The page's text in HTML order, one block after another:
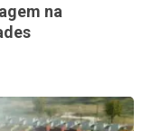
na